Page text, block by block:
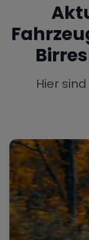
Mercedes
Tesla
Hier